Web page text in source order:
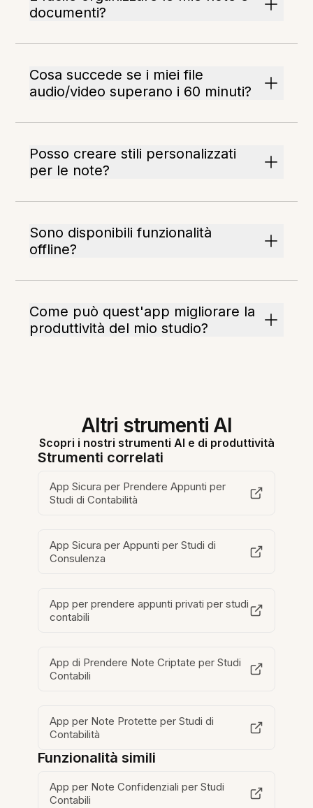
documenti?
Cosa succede se i miei file
audio/video superano i 60 minuti?
Posso creare stili personalizzati
per le note?
Sono disponibili funzionalità
offline?
Come può quest'app migliorare la
produttività del mio studio?
Altri strumenti AI
Scopri i nostri strumenti AI e di produttività
Strumenti correlati
App Sicura per Prendere Appunti per
Studi di Contabilità
App Sicura per Appunti per Studi di
Consulenza
App per prendere appunti privati per studi
contabili
App di Prendere Note Criptate per Studi
Contabili
App per Note Protette per Studi di
Contabilità
Funzionalità simili
App per Note Confidenziali per Studi
Contabili